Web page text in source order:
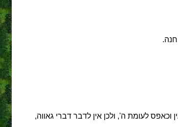
לעומת ה', ולכן אין לדבר דברי גאווה,